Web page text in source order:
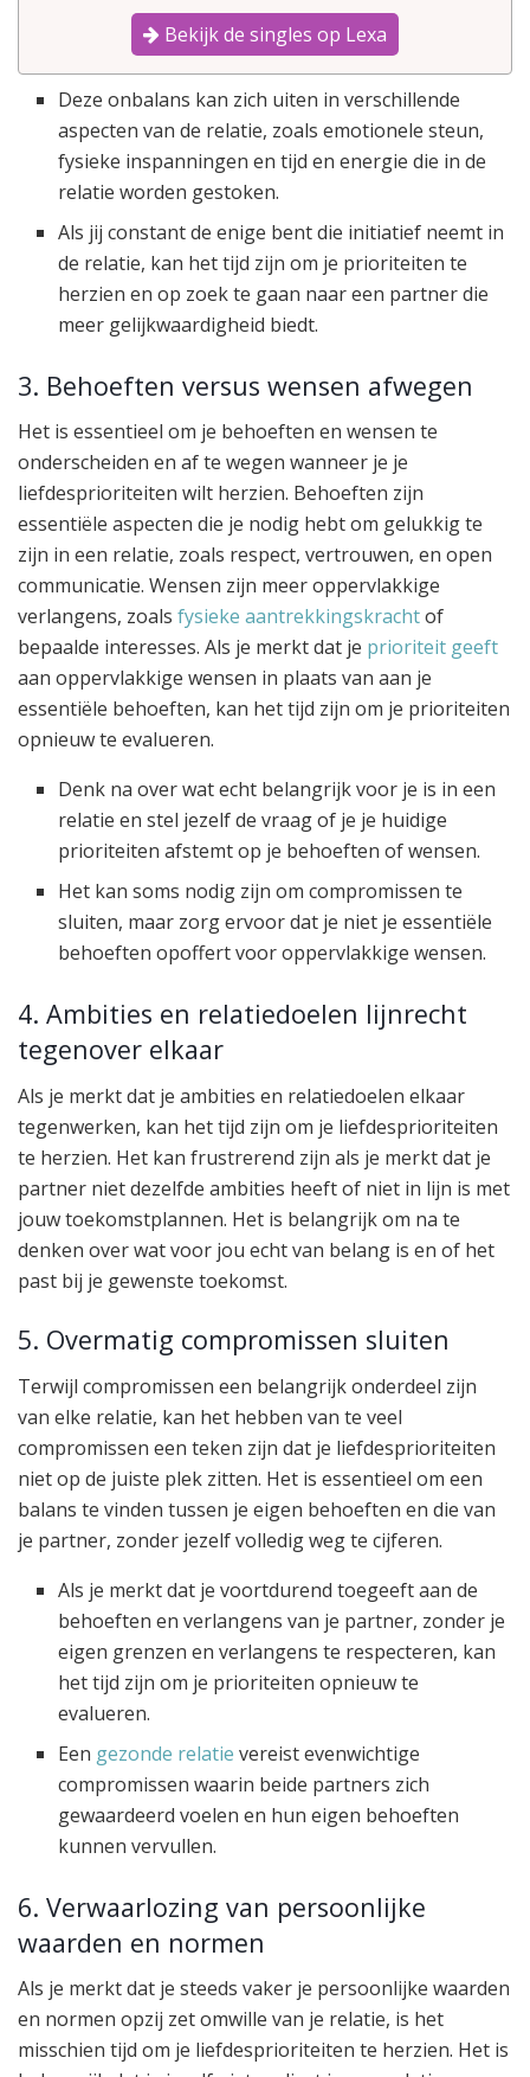
Bekijk de singles op Lexa
Deze onbalans kan zich uiten in verschillende
aspecten van de relatie, zoals emotionele steun,
fysieke inspanningen en tijd en energie die in de
relatie worden gestoken.
Als jij constant de enige bent die initiatief neemt in
de relatie, kan het tijd zijn om je prioriteiten te
herzien en op zoek te gaan naar een partner die
meer gelijkwaardigheid biedt.
3. Behoeften versus wensen afwegen
Het is essentieel om je behoeften en wensen te
onderscheiden en af te wegen wanneer je je
liefdesprioriteiten wilt herzien. Behoeften zijn
essentiële aspecten die je nodig hebt om gelukkig te
zijn in een relatie, zoals respect, vertrouwen, en open
communicatie. Wensen zijn meer oppervlakkige
verlangens, zoals fysieke aantrekkingskrachtof
bepaalde interesses. Als je merkt dat je prioriteit geeft
aan oppervlakkige wensen in plaats van aan je
essentiële behoeften, kan het tijd zijn om je prioriteiten
opnieuw te evalueren.
Denk na over wat echt belangrijk voor je is in een
relatie en stel jezelf de vraag of je je huidige
prioriteiten afstemt op je behoeften of wensen.
Het kan soms nodig zijn om compromissen te
sluiten, maar zorg ervoor dat je niet je essentiële
behoeften opoffert voor oppervlakkige wensen.
4. Ambities en relatiedoelen lijnrecht
tegenover elkaar
Als je merkt dat je ambities en relatiedoelen elkaar
tegenwerken, kan het tijd zijn om je liefdesprioriteiten
te herzien. Het kan frustrerend zijn als je merkt dat je
partner niet dezelfde ambities heeft of niet in lijn is met
jouw toekomstplannen. Het is belangrijk om na te
denken over wat voor jou echt van belang is en of het
past bij je gewenste toekomst.
5. Overmatig compromissen sluiten
Terwijl compromissen een belangrijk onderdeel zijn
van elke relatie, kan het hebben van te veel
compromissen een teken zijn dat je liefdesprioriteiten
niet op de juiste plek zitten. Het is essentieel om een
balans te vinden tussen je eigen behoeften en die van
je partner, zonder jezelf volledig weg te cijferen.
Als je merkt dat je voortdurend toegeeft aan de
behoeften en verlangens van je partner, zonder je
eigen grenzen en verlangens te respecteren, kan
het tijd zijn om je prioriteiten opnieuw te
evalueren.
Een gezonde relatie vereist evenwichtige
compromissen waarin beide partners zich
gewaardeerd voelen en hun eigen behoeften
kunnen vervullen.
6. Verwaarlozing van persoonlijke
waarden en normen
Als je merkt dat je steeds vaker je persoonlijke waarden
en normen opzij zet omwille van je relatie, is het
misschien tijd om je liefdesprioriteiten te herzien. Het is